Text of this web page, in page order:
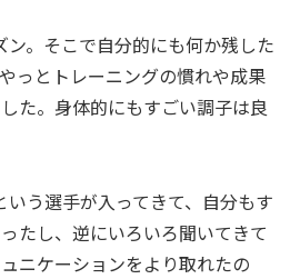
ン。そこで自分的にも何か残した
っとトレーニングの慣れや成果
た。身体的にもすごい調子は良
う選手が入ってきて、自分もす
たし、逆にいろいろ聞いてきて
ニケーションをより取れたの